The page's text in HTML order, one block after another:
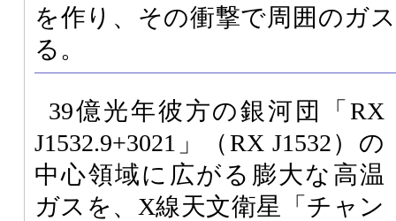
を作り、その衝撃で周囲のガ
る。
39億光年彼方の銀河団「RX
J1532.9+3021」（RX J1532）の
中心領域に広がる膨大な高温
ガスを、X線天文衛星「チャン